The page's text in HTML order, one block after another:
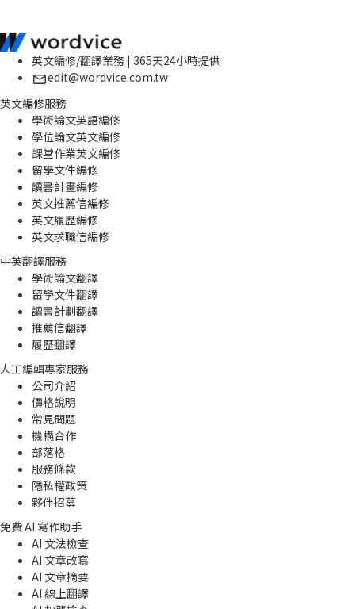
英文編修/翻譯業務 | 365天24小時提供
edit@wordvice.com.tw
英文編修服務
學術論文英語編修
學位論文英文編修
課堂作業英文編修
留學文件編修
讀書計畫編修
英文推薦信編修
英文履歷編修
英文求職信編修
中英翻譯服務
學術論文翻譯
留學文件翻譯
讀書計劃翻譯
推薦信翻譯
履歷翻譯
人工編輯專家服務
公司介紹
價格說明
常見問題
機構合作
部落格
服務條款
隱私權政策
夥伴招募
免費 AI 寫作助手
AI 文法檢查
AI 文章改寫
AI 文章摘要
AI 線上翻譯